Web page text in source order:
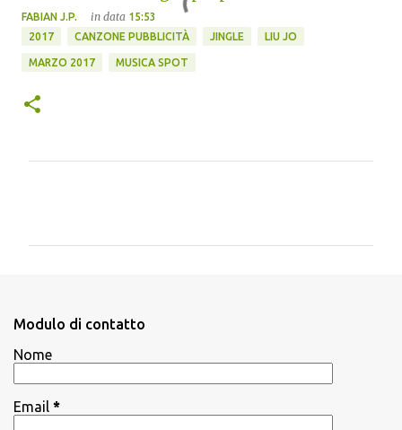
FABIAN J.P. in data 15:53
2017
CANZONE PUBBLICITÀ JINGLE LIU JO
MARZO 2017 MUSICA SPOT
i
Modulo di contatto
Nome
Email *